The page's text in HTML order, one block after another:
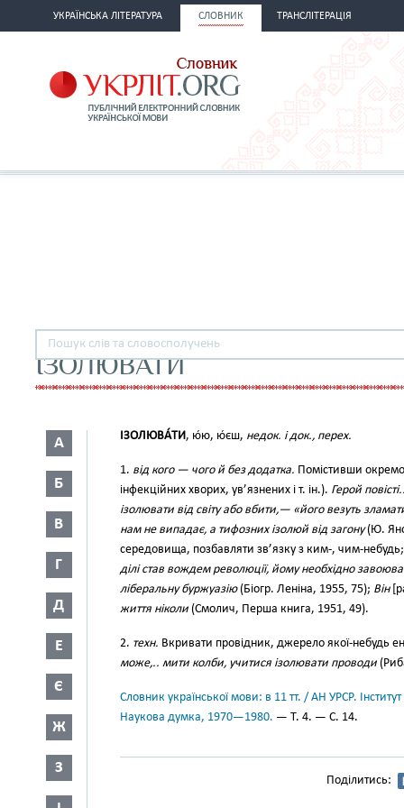
УКРАЇНСЬКА ЛІТЕРАТУРА СЛОВНИК ТРАНСЛІТЕРАЦІЯ
ІЗОЛЮВАТИ
А
Б
В
Г
Д
Е
Є
Ж
З
ІЗОЛЮВА́ТИ, ю́ю, ю́єш, недок. і док., перех.
1. від кого — чого й без додатка. Помістивши
інфекційних хворих, ув’язнених і т. ін.). Герой
ізолювати від світу або вбити,— «його везуть
нам не випадає, а тифозних ізолюй від загону(Ю.
середовища, позбавляти зв’язку з ким-, чим-
ділі став вождем революції, йому необхідно
ліберальну буржуазію(Біогр. Леніна, 1955, 75); Він
життя ніколи (Смолич, Перша книга, 1951, 49).
2. техн. Вкривати провідник, джерело якої-небудь
може,.. мити колби, учитися ізолювати проводи
Словник української мови: в 11 тт. / АН УРСР.
Наукова думка, 1970—1980. — Т. 4. — С. 14.
Поділитись: